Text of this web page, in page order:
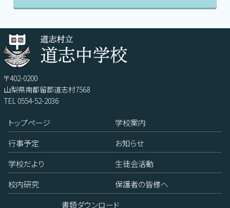
〒402-0200
山梨県南都留郡道志村7568
TEL 0554-52-2036
トップページ
学校案内
行事予定
お知らせ
学校だより
生徒会活動
校内研究
保護者の皆様へ
書類ダウンロード